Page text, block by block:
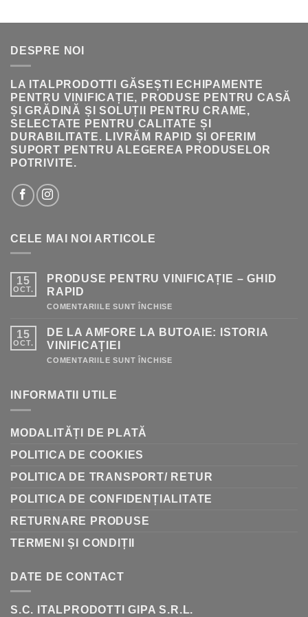
FOST:
222.00 LEI.
DESPRE NOI
LA ITALPRODOTTI GĂSEȘTI ECHIPAMENTE
PENTRU VINIFICAȚIE, PRODUSE PENTRU CASĂ
ȘI GRĂDINĂ ȘI SOLUȚII PENTRU CRAME,
SELECTATE PENTRU CALITATE ȘI
DURABILITATE. LIVRĂM RAPID ȘI OFERIM
SUPORT PENTRU ALEGEREA PRODUSELOR
POTRIVITE.
CELE MAI NOI ARTICOLE
15
OCT.
PRODUSE PENTRU VINIFICAȚIE – GHID
RAPID
COMENTARIILE SUNT ÎNCHISE
VINIFICAȚIE
15
OCT.
DE LA AMFORE LA BUTOAIE: ISTORIA
VINIFICAȚIEI
COMENTARIILE SUNT ÎNCHISE
INFORMATII UTILE
MODALITĂȚI DE PLATĂ
POLITICA DE COOKIES
POLITICA DE TRANSPORT/ RETUR
POLITICA DE CONFIDENȚIALITATE
RETURNARE PRODUSE
TERMENI ȘI CONDIȚII
DATE DE CONTACT
S.C. ITALPRODOTTI GIPA S.R.L.